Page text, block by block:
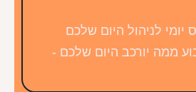
לניהול היום שלכם
ממה יורכב היום שלכם -